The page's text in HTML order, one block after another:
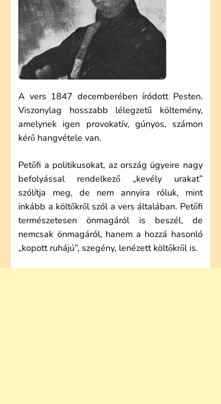
A vers 1847 decemberében íródott Pesten.
Viszonylag hosszabb lélegzetű költemény,
amelynek igen provokatív, gúnyos, számon
kérő hangvétele van.
Petőfi a politikusokat, az ország ügyeire nagy
befolyással rendelkező „kevély urakat”
szólítja meg, de nem annyira róluk, mint
inkább a költőkről szól a vers általában. Petőfi
természetesen önmagáról is beszél, de
nemcsak önmagáról, hanem a hozzá hasonló
„kopott ruhájú”, szegény, lenézett költőkről is.